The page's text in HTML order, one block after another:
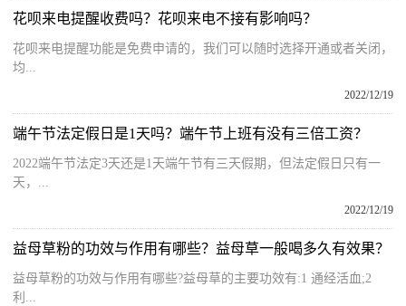
花呗来电提醒收费吗？花呗来电不接有影响吗？
花呗来电提醒功能是免费申请的，我们可以随时选择开通或者关闭，
均...
2022/12/19
端午节法定假日是1天吗？端午节上班有没有三倍工资？
2022端午节法定3天还是1天端午节有三天假期，但法定假日只有一
天，...
2022/12/19
益母草粉的功效与作用有哪些？益母草一般喝多久有效果？
益母草粉的功效与作用有哪些?益母草的主要功效有:1 通经活血;2
利...